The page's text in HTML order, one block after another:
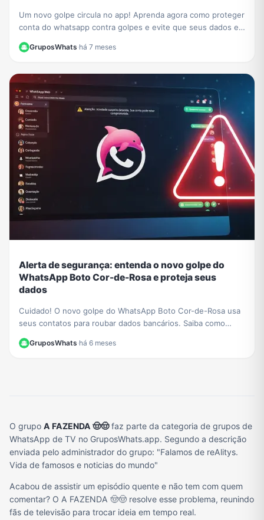
Um novo golpe circula no app! Aprenda agora como proteger
conta do whatsapp contra golpes e evite que seus dados e
GruposWhats·há 7 meses
Alerta de segurança: entenda o novo golpe do
WhatsApp Boto Cor-de-Rosa e proteja seus
dados
Cuidado! O novo golpe do WhatsApp Boto Cor-de-Rosa usa
seus contatos para roubar dados bancários. Saiba como
GruposWhats·há 6 meses
O grupo A FAZENDA 🤠🤠faz parte da categoria de grupos de
WhatsApp de TV no GruposWhats.app. Segundo a descrição
enviada pelo administrador do grupo: "Falamos de reAlitys.
Vida de famosos e noticias do mundo"
Acabou de assistir um episódio quente e não tem com quem
comentar? O A FAZENDA 🤠🤠 resolve esse problema, reunindo
fãs de televisão para trocar ideia em tempo real.